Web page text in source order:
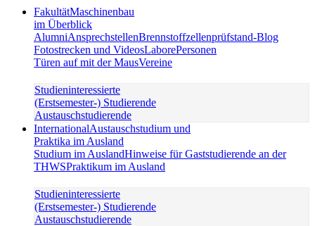
FakultätMaschinenbau
im Überblick
AlumniAnsprechstellenBrennstoffzellenprüfstand-Blog
Fotostrecken und VideosLaborePersonen
Türen auf mit der MausVereine
Studieninteressierte
(Erstsemester-) Studierende
Austauschstudierende
InternationalAustauschstudium und
Praktika im Ausland
Studium im AuslandHinweise für Gaststudierende an der
THWSPraktikum im Ausland
Studieninteressierte
(Erstsemester-) Studierende
Austauschstudierende